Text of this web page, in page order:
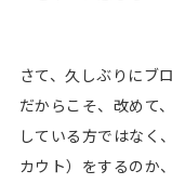
さて、久しぶりにブ
だからこそ、改めて
している方ではなく
カウト）をするのか